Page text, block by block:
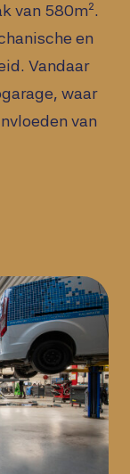
van 580m².
en
Vandaar
waar
van